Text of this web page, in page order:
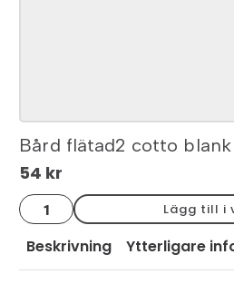
Bård flätad2 cotto blank
54 kr
Bård
flätad2
cotto
blank
3x15
mängd
Lägg till i
Beskrivning Ytterligare